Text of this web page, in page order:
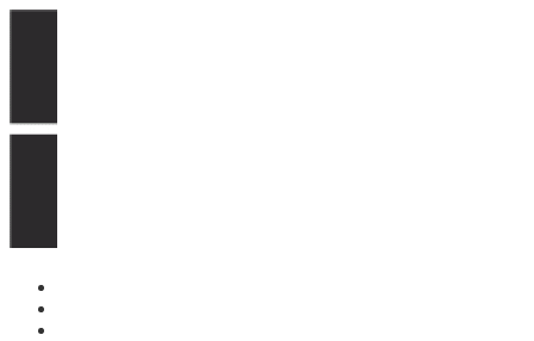
Перейти
содержимому